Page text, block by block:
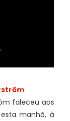
faleceu aos
manhã, à